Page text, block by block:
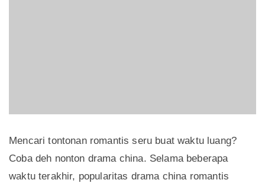
Mencari tontonan romantis seru buat waktu luang?
Coba deh nonton drama china. Selama beberapa
waktu terakhir, popularitas drama china romantis